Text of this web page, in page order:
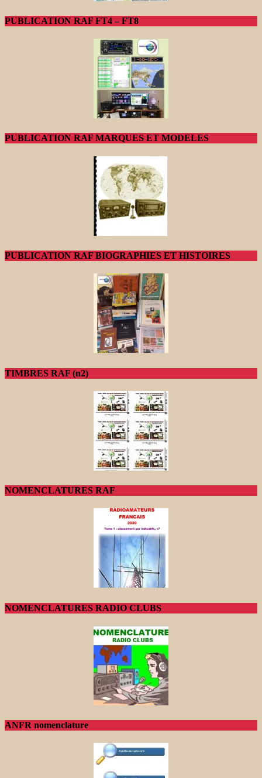
PUBLICATION RAF FT4 – FT8
PUBLICATION RAF MARQUES ET MODELES
PUBLICATION RAF BIOGRAPHIES ET HISTOIRES
TIMBRES RAF (n2)
NOMENCLATURES RAF
NOMENCLATURES RADIO CLUBS
ANFR nomenclature